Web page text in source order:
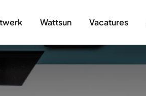
Wattsun Vacatures